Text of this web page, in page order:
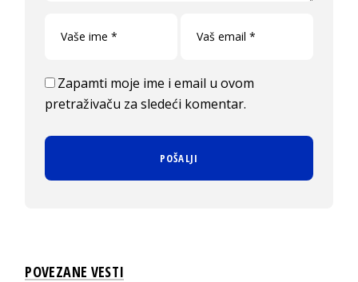
Zapamti moje ime i email u ovom
pretraživaču za sledeći komentar.
POVEZANE VESTI